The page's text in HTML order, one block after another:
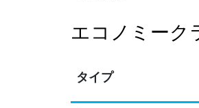
エコノミーク
タイプ